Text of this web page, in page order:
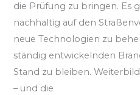
die Prüfung zu bringen. Es
nachhaltig auf den
neue Technologien zu
ständig entwickelnden
Stand zu bleiben.
– und die